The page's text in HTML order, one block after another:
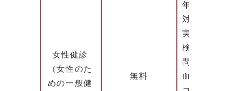
女性健診
（女性のた
めの一般健
無料
年齢：18
対象者：
実施月：6
検査項目：
問診、身
血液検査